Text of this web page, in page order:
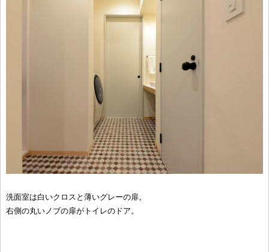
洗面室は白いクロスと薄いグレーの扉。
右側の丸いノブの扉がトイレのドア。